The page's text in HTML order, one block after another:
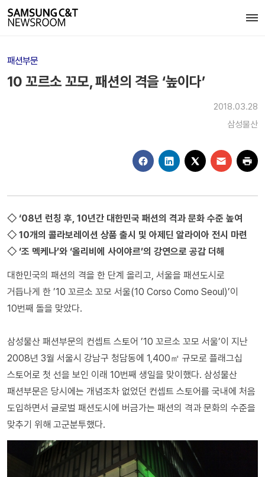
패션부문
10 꼬르소 꼬모, 패션의 격을 ‘높이다’
2018.03.28
삼성물산
◇ ‘08년 런칭 후, 10년간 대한민국 패션의 격과 문화 수준 높여
◇ 10개의 콜라보레이션 상품 출시 및 아제딘 알라이아 전시 마련
◇ ‘조 멕케나’와 ‘올리비에 사이야르’의 강연으로 공감 더해
대한민국의 패션의 격을 한 단계 올리고, 서울을 패션도시로
거듭나게 한 ’10 꼬르소 꼬모 서울(10 Corso Como Seoul)’이
10번째 돌을 맞았다.
삼성물산 패션부문의 컨셉트 스토어 ’10 꼬르소 꼬모 서울’이 지난
2008년 3월 서울시 강남구 청담동에 1,400㎡ 규모로 플래그십
스토어로 첫 선을 보인 이래 10번째 생일을 맞이했다. 삼성물산
패션부문은 당시에는 개념조차 없었던 컨셉트 스토어를 국내에 처음
도입하면서 글로벌 패션도시에 버금가는 패션의 격과 문화의 수준을
맞추기 위해 고군분투했다.